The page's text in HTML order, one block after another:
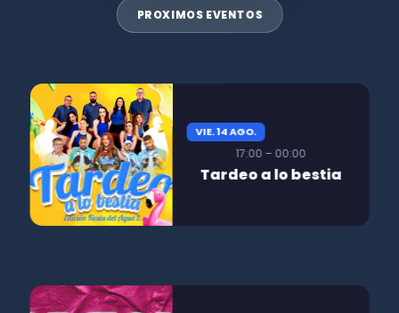
PROXIMOS EVENTOS
VIE. 14 AGO.
17:00 – 00:00
Tardeo a lo bestia